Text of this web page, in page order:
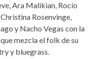
Ara Malikian, Rocío
Rosenvinge,
y Nacho Vegas con la
mezcla el folk de su
y bluegrass.